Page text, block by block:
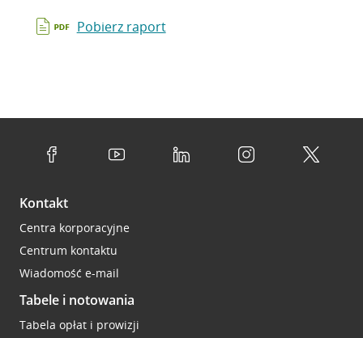
Pobierz raport
Kontakt
Centra korporacyjne
Centrum kontaktu
Wiadomość e-mail
Tabele i notowania
Tabela opłat i prowizji